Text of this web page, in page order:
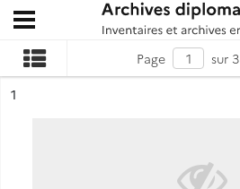
Archives diplomatiques
Ouvrir le menu déroulant
Page sur 3
n°
1